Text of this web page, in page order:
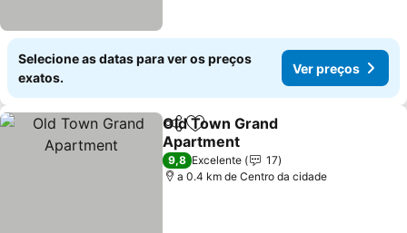
Selecione as datas para ver os preços
exatos.
Ver preços
PartilharAdicionar aos favoritos
Old Town Grand
Apartment
9,8 Excelente
17
a 0.4 km de Centro da cidade